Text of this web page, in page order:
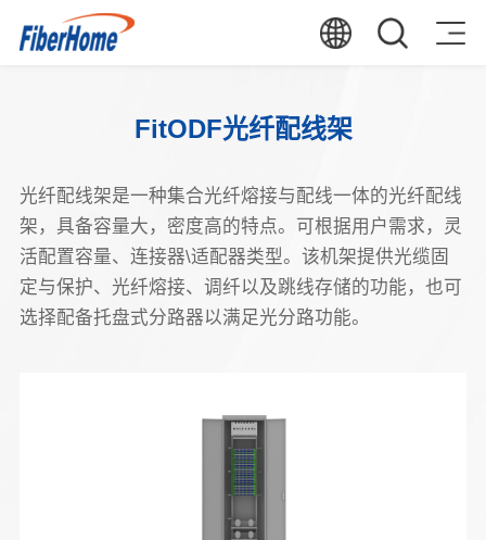
FitODF光纤配线架
光纤配线架是一种集合光纤熔接与配线一体的光纤配线
架，具备容量大，密度高的特点。可根据用户需求，灵
活配置容量、连接器\适配器类型。该机架提供光缆固
定与保护、光纤熔接、调纤以及跳线存储的功能，也可
选择配备托盘式分路器以满足光分路功能。